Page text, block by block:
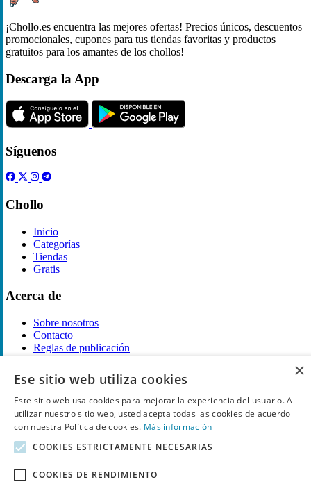
¡Chollo.es encuentra las mejores ofertas! Precios únicos, descuentos
promocionales, cupones para tus tiendas favoritas y productos
gratuitos para los amantes de los chollos!
Descarga la App
Síguenos
Chollo
Inicio
Categorías
Tiendas
Gratis
Acerca de
Sobre nosotros
Contacto
Reglas de publicación
Información legal
Privacidad
Declaración de cookies
Términos y condiciones
Aviso y eliminación
Derechos de autor ©Chollo2026. Todos los derechos quedan
×
Ese sitio web utiliza cookies
Este sitio web usa cookies para mejorar la experiencia del usuario. Al
utilizar nuestro sitio web, usted acepta todas las cookies de acuerdo
con nuestra Política de cookies. Más información
COOKIES ESTRICTAMENTE NECESARIAS
COOKIES DE RENDIMIENTO